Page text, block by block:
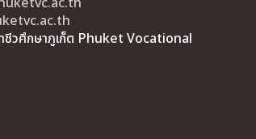
ชีวศึกษาภูเก็ต Phuket Vocational